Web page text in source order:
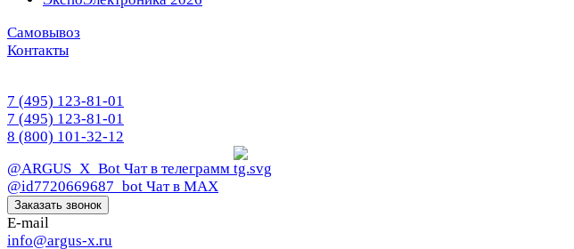
Самовывоз
Контакты
7 (495) 123-81-01
7 (495) 123-81-01
8 (800) 101-32-12
@ARGUS_X_Bot Чат в телеграмм
@id7720669687_bot Чат в МАХ
Заказать звонок
E-mail
info@argus-x.ru